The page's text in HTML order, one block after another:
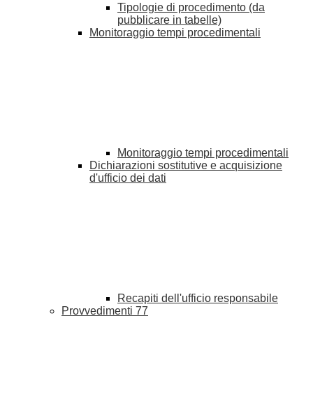
Tipologie di procedimento (da
pubblicare in tabelle)
Monitoraggio tempi procedimentali
Monitoraggio tempi procedimentali
Dichiarazioni sostitutive e acquisizione
d'ufficio dei dati
Recapiti dell'ufficio responsabile
Provvedimenti 77